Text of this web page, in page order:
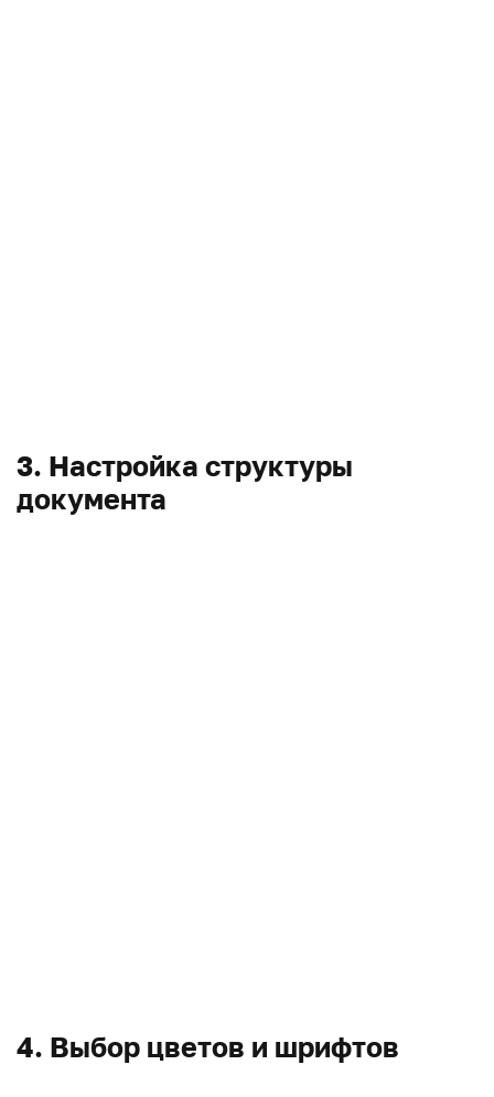
3. Настройка структуры
документа
4. Выбор цветов и шрифтов